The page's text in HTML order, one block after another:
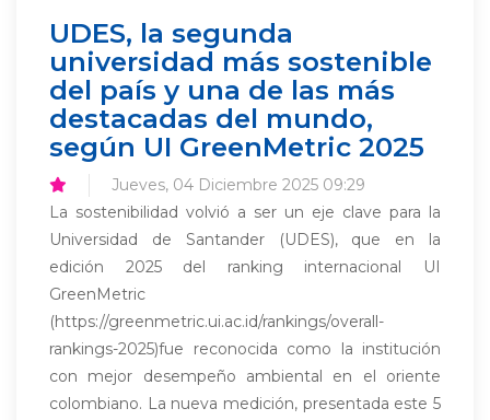
UDES, la segunda
universidad más sostenible
del país y una de las más
destacadas del mundo,
según UI GreenMetric 2025
Jueves, 04 Diciembre 2025 09:29
La sostenibilidad volvió a ser un eje clave para la
Universidad de Santander (UDES), que en la
edición 2025 del ranking internacional UI
GreenMetric
(https://greenmetric.ui.ac.id/rankings/overall-
rankings-2025)fue reconocida como la institución
con mejor desempeño ambiental en el oriente
colombiano. La nueva medición, presentada este 5